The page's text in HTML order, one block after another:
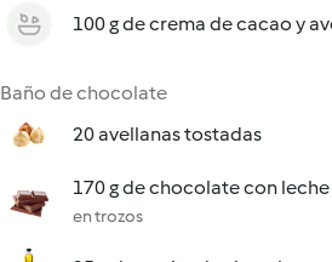
100 g de crema de cacao y
Baño de chocolate
20 avellanas tostadas
170 g de chocolate con
en trozos